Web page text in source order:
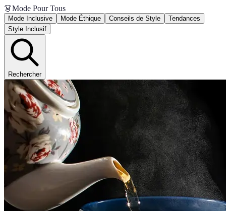
👗Mode Pour Tous
Mode Inclusive Mode Éthique Conseils de Style
Tendances
Style Inclusif
Rechercher